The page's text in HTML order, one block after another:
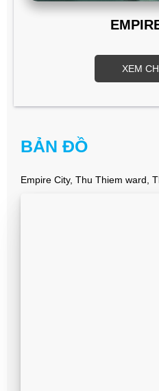
XEM
BẢN ĐỒ
Empire City, Thu Thiem ward,